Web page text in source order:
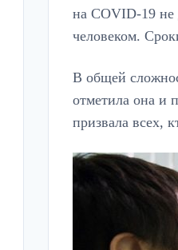
на COVID-19 не
человеком.
В общей
отметила она и
призвала всех,